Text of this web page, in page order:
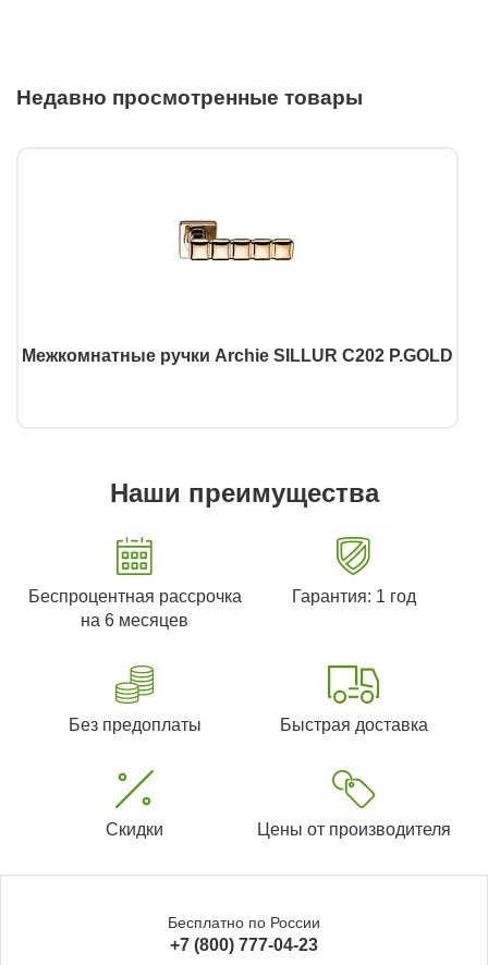
Недавно просмотренные товары
Межкомнатные ручки Archie SILLUR C202 P.GOLD
Наши преимущества
Беспроцентная рассрочка
на 6 месяцев
Гарантия: 1 год
Без предоплаты Быстрая доставка
Скидки Цены от производителя
Бесплатно по России
+7 (800) 777-04-23